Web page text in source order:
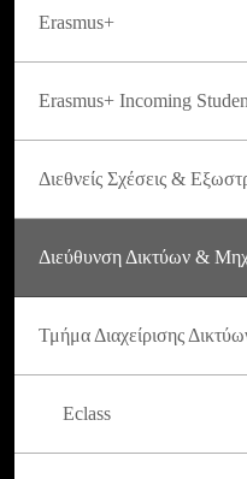
Erasmus+
Erasmus+ Incoming
Διεθνείς Σχέσεις &
Διεύθυνση Δικτύων &
Τμήμα Διαχείρισης
Eclass